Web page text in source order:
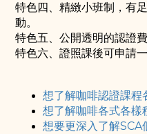
特色四、精緻小班制，有
動。
特色五、公開透明的認證
特色六、證照課後可申請
想了解咖啡認證課
想了解咖啡各式各樣
想要更深入了解SCA